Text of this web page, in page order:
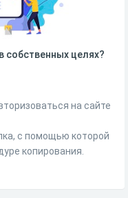
собственных целях?
на сайте
с помощью которой
копирования.